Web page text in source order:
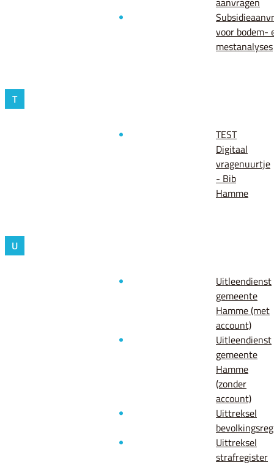
voor bodem-
mestanalyses
T
TEST
Digitaal
vragenuurtje
- Bib
Hamme
U
Uitleendienst
gemeente
Hamme (met
account)
Uitleendienst
gemeente
Hamme
(zonder
account)
Uittreksel
Uittreksel
strafregister